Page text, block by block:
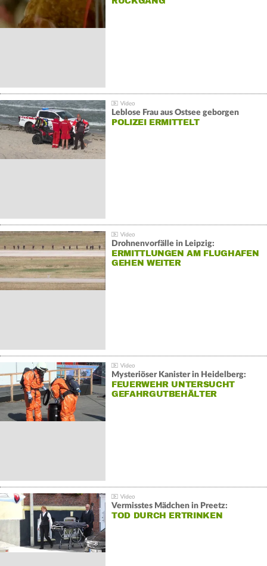
Leblose Frau aus Ostsee geborgen
POLIZEI ERMITTELT
Drohnenvorfälle in Leipzig:
ERMITTLUNGEN AM FLUGHAFEN
GEHEN WEITER
Mysteriöser Kanister in Heidelberg:
FEUERWEHR UNTERSUCHT
GEFAHRGUTBEHÄLTER
Vermisstes Mädchen in Preetz:
TOD DURCH ERTRINKEN